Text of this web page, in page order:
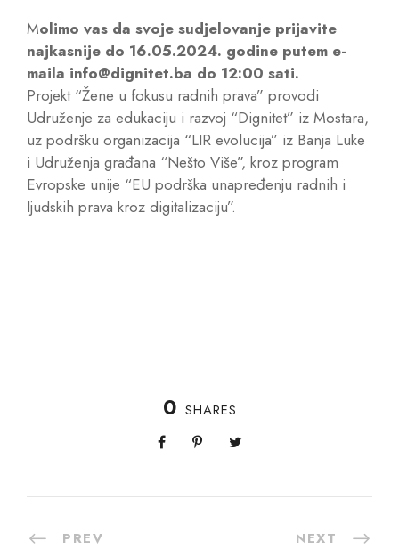
Molimo vas da svoje sudjelovanje prijavite
najkasnije do 16.05.2024. godine putem e-
maila info@dignitet.ba do 12:00 sati.
Projekt “Žene u fokusu radnih prava” provodi
Udruženje za edukaciju i razvoj “Dignitet” iz Mostara,
uz podršku organizacija “LIR evolucija” iz Banja Luke
i Udruženja građana “Nešto Više”, kroz program
Evropske unije “EU podrška unapređenju radnih i
ljudskih prava kroz digitalizaciju”.
0 SHARES
PREV NEXT